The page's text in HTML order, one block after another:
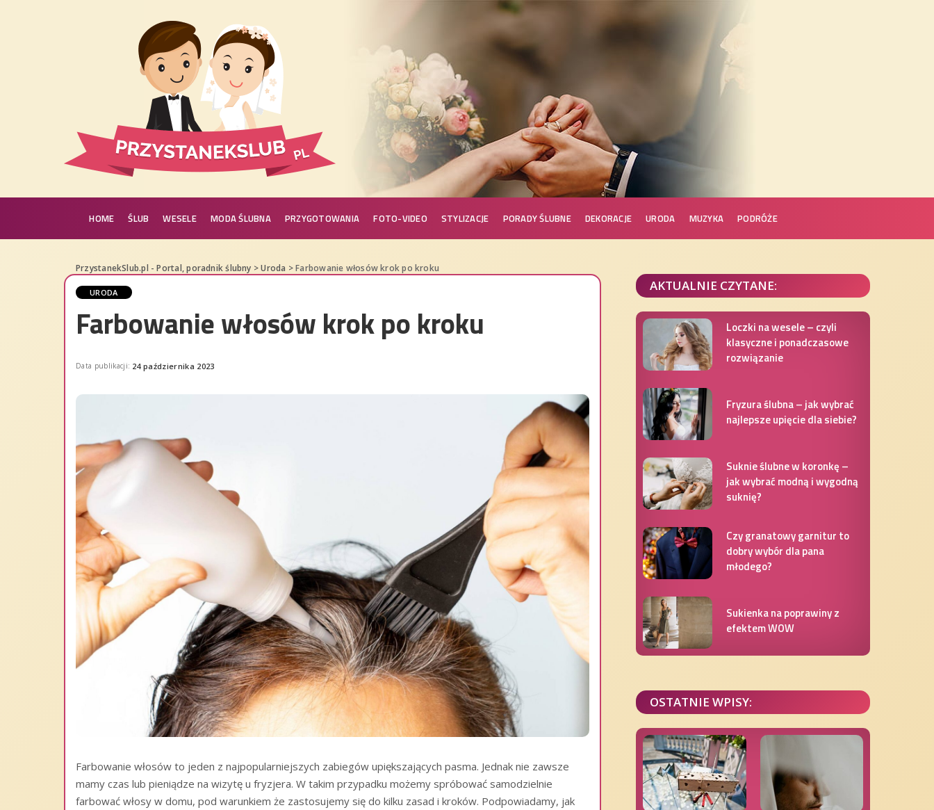
HOME ŚLUB WESELE MODA ŚLUBNA PRZYGOTOWANIA FOTO-VIDEO STYLIZACJE PORADY ŚLUBNE DEKORACJE URODA MUZYKA PODRÓŻE
PrzystanekSlub.pl - Portal, poradnik ślubny >Uroda >Farbowanie włosów krok po kroku
URODA
Farbowanie włosów krok po kroku
Data publikacji: 24 października 2023
Farbowanie włosów to jeden z najpopularniejszych zabiegów upiększających pasma. Jednak nie zawsze
mamy czas lub pieniądze na wizytę u fryzjera. W takim przypadku możemy spróbować samodzielnie
farbować włosy w domu, pod warunkiem że zastosujemy się do kilku zasad i kroków. Podpowiadamy, jak
AKTUALNIE CZYTANE:
Loczki na wesele – czyli
klasyczne i ponadczasowe
rozwiązanie
Fryzura ślubna – jak wybrać
najlepsze upięcie dla siebie?
Suknie ślubne w koronkę –
jak wybrać modną i wygodną
suknię?
Czy granatowy garnitur to
dobry wybór dla pana
młodego?
Sukienka na poprawiny z
efektem WOW
OSTATNIE WPISY: